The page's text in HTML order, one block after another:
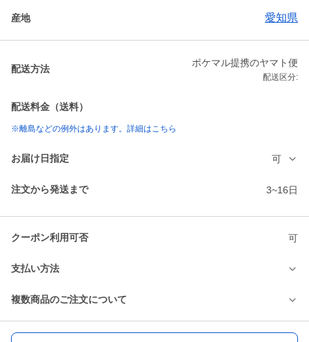
産地 愛知県
配送方法
ポケマル提携のヤマト便
配送区分:
配送料金（送料）
※離島などの例外はあります。詳細はこちら
お届け日指定 可
注文から発送まで 3~16日
クーポン利用可否 可
支払い方法
複数商品のご注文について